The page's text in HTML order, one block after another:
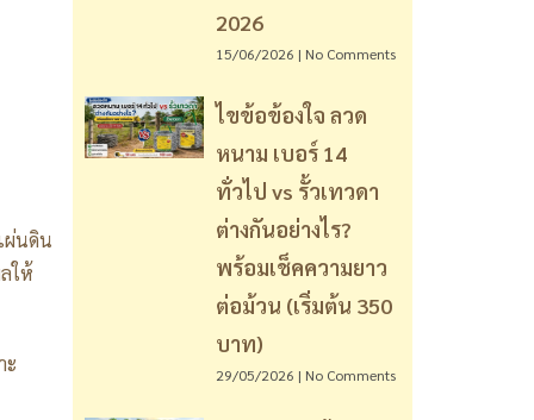
ผ่นดิน
ให้
ะ
2026
15/06/2026 No Comments
ไขข้อข้องใจ ลวด
หนาม เบอร์ 14
ทั่วไป vs รั้วเทวดา
ต่างกันอย่างไร?
พร้อมเช็คความยาว
ต่อม้วน (เริ่มต้น 350
บาท)
29/05/2026 No Comments